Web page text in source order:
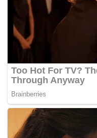
150 siswa Jawa Barat
Karakter